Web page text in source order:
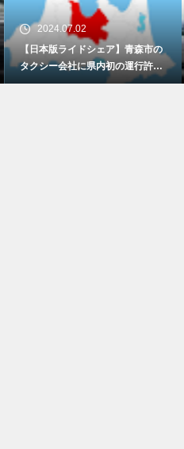
2024.07.02
「ライドシェア」今後どうなるの
か？ 今後の答えは“石川県”にある
のかもしれない 地方で進化する